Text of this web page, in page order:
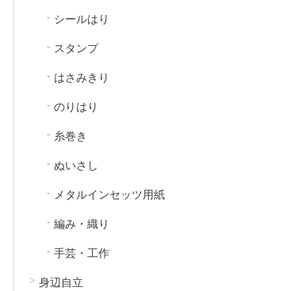
シールはり
スタンプ
はさみきり
のりはり
糸巻き
ぬいさし
メタルインセッツ用紙
編み・織り
手芸・工作
身辺自立